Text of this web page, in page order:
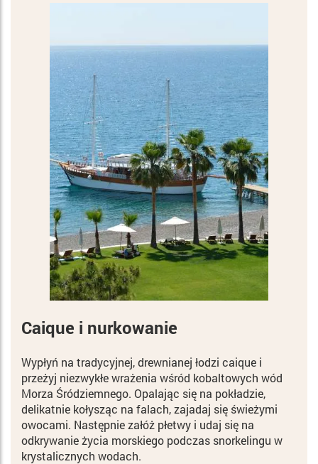
Caique i nurkowanie
Wypłyń na tradycyjnej, drewnianej łodzi caique i
przeżyj niezwykłe wrażenia wśród kobaltowych wód
Morza Śródziemnego. Opalając się na pokładzie,
delikatnie kołysząc na falach, zajadaj się świeżymi
owocami. Następnie załóż płetwy i udaj się na
odkrywanie życia morskiego podczas snorkelingu w
krystalicznych wodach.